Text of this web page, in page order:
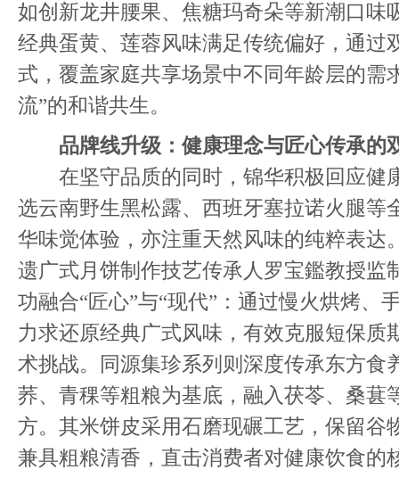
如创新龙井腰果、焦糖玛奇朵等新潮口味
经典蛋黄、莲蓉风味满足传统偏好，通过
式，覆盖家庭共享场景中不同年龄层的需
流”的和谐共生。
品牌线升级：健康理念与匠心传承的
在坚守品质的同时，锦华积极回应健
选云南野生黑松露、西班牙塞拉诺火腿等
华味觉体验，亦注重天然风味的纯粹表达
遗广式月饼制作技艺传承人罗宝鑑教授监
功融合“匠心”与“现代”：通过慢火烘烤、
力求还原经典广式风味，有效克服短保质
术挑战。同源集珍系列则深度传承东方食
荞、青稞等粗粮为基底，融入茯苓、桑葚
方。其米饼皮采用石磨现碾工艺，保留谷
兼具粗粮清香，直击消费者对健康饮食的